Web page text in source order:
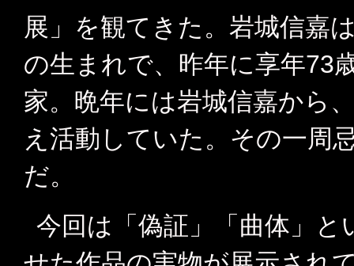
展」を観てきた。岩城信嘉
の生まれで、昨年に享年73
家。晩年には岩城信嘉から
え活動していた。その一周
だ。
今回は「偽証」「曲体」